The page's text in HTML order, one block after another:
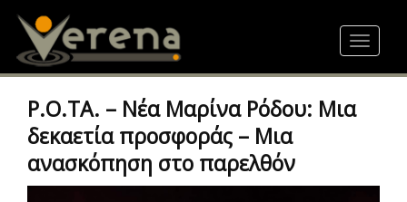
content
Toggle
Ρ.Ο.ΤΑ. – Νέα Μαρίνα Ρόδου: Μια
δεκαετία προσφοράς – Μια
ανασκόπηση στο παρελθόν